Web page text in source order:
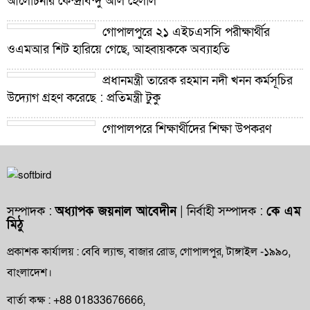
গোপালপুরে ২১ এইচএসসি পরীক্ষার্থীর
ওএমআর শিট হারিয়ে গেছে, আহ্বায়ককে অব্যাহতি
প্রধানমন্ত্রী তারেক রহমান নদী খনন কর্মসূচির
উদ্যোগ গ্রহণ করেছে : প্রতিমন্ত্রী টুকু
গোপালপুরে শিক্ষার্থীদের শিক্ষা উপকরণ
বিতরণ ও শ্রেষ্ঠ প্রধান শিক্ষকদের সংবর্ধনা
দুর্নীতি ও অনিয়মের অভিযোগ
অফিসারের বিদায় সংবর্ধনা
সম্পাদক :অধ্যাপক জয়নাল আবেদীন| নির্বাহী সম্পাদক : কে এম
মিঠু
প্রকাশক কার্যালয় : বেবি ল্যান্ড, বাজার রোড, গোপালপুর, টাঙ্গাইল -১৯৯০,
বাংলাদেশ।
বার্তা কক্ষ : +88 01833676666,